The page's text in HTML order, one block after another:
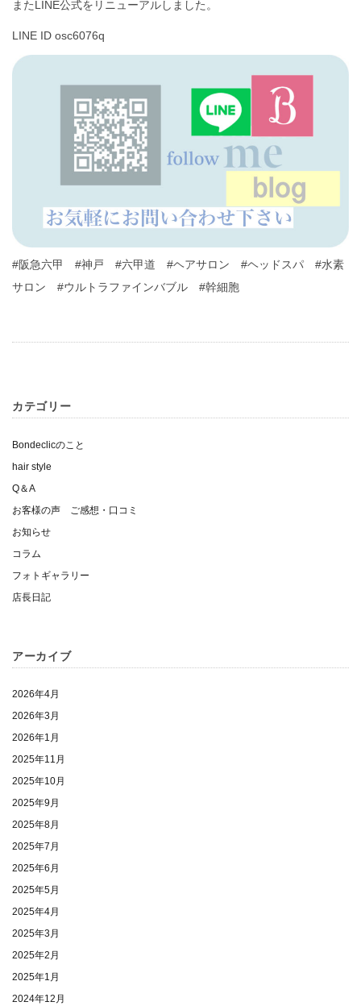
またLINE公式をリニューアルしました。
LINE ID osc6076q
#阪急六甲 #神戸 #六甲道 #ヘアサロン #ヘッドスパ #水素
サロン #ウルトラファインバブル #幹細胞
カテゴリー
Bondeclicのこと
hair style
Q＆A
お客様の声 ご感想・口コミ
お知らせ
コラム
フォトギャラリー
店長日記
アーカイブ
2026年4月
2026年3月
2026年1月
2025年11月
2025年10月
2025年9月
2025年8月
2025年7月
2025年6月
2025年5月
2025年4月
2025年3月
2025年2月
2025年1月
2024年12月